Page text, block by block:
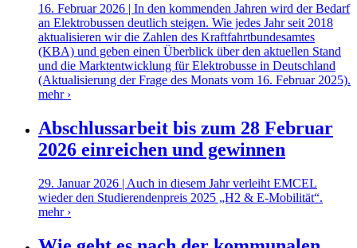
16. Februar 2026 | In den kommenden Jahren wird der Bedarf
an Elektrobussen deutlich steigen. Wie jedes Jahr seit 2018
aktualisieren wir die Zahlen des Kraftfahrtbundesamtes
(KBA) und geben einen Überblick über den aktuellen Stand
und die Marktentwicklung für Elektrobusse in Deutschland
(Aktualisierung der Frage des Monats vom 16. Februar 2025).
mehr ›
Abschlussarbeit bis zum 28 Februar
2026 einreichen und gewinnen
29. Januar 2026 | Auch in diesem Jahr verleiht EMCEL
wieder den Studierendenpreis 2025 „H2 & E-Mobilität“.
mehr ›